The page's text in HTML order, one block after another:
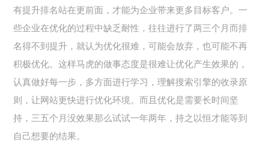
有提升排名站在更前面，才能为企业带来更多目标客户。一
些企业在优化的过程中缺乏耐性，往往进行了两三个月而排
名得不到提升，就认为优化很难，可能会放弃，也可能不再
积极优化。这样马虎的做事态度是很难让优化产生效果的，
认真做好每一步，多方面进行学习，理解搜索引擎的收录原
则，让网站更快进行优化环境。而且优化是需要长时间坚
持，三五个月没效果那么试试一年两年，持之以恒才能等到
自己想要的结果。